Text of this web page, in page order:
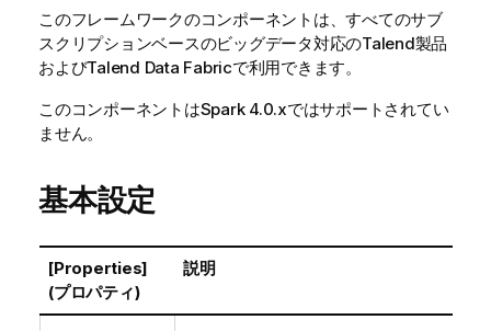
このフレームワークのコンポーネントは、すべてのサブ
スクリプションベースのビッグデータ対応のTalend製品
およびTalend Data Fabricで利用できます。
このコンポーネントはSpark 4.0.xではサポートされてい
ません。
基本設定
[Properties]
(プロパティ)
説明